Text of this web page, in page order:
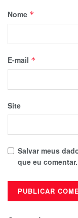
Nome *
E-mail *
Site
Salvar meus
que eu comentar.